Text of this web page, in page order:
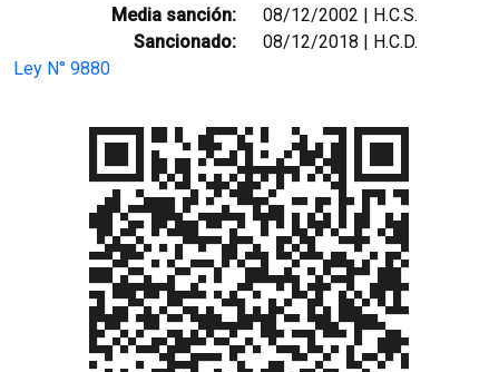
Media sanción:
08/12/2002 | H.C.S.
Sancionado:
08/12/2018 | H.C.D.
Ley N° 9880